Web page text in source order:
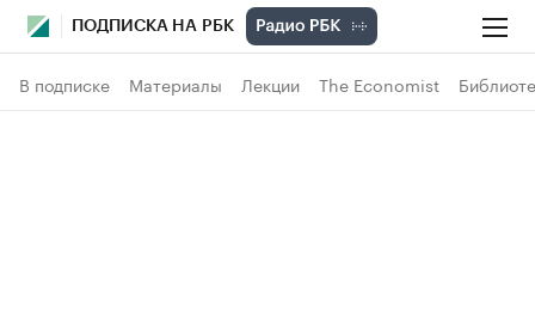
ПОДПИСКА НА РБК
В подписке Материалы Лекции The Economist